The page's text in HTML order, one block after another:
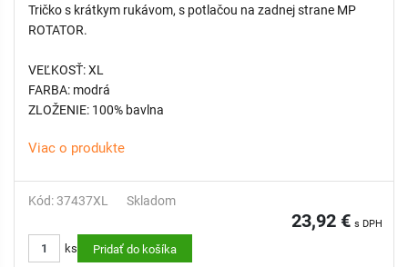
Tričko s krátkym rukávom, s potlačou na zadnej strane MP
ROTATOR.
VEĽKOSŤ: XL
FARBA: modrá
ZLOŽENIE: 100% bavlna
Viac o produkte
Kód: 37437XL Skladom
23,92 € s DPH
ks Pridať do košíka